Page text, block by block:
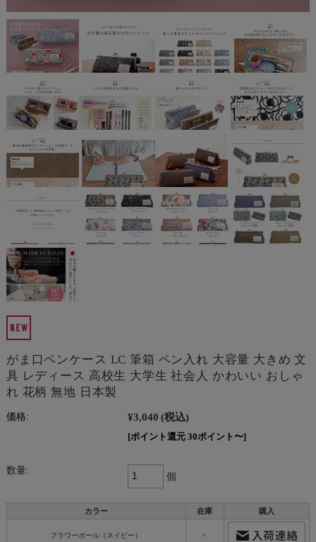
がま口ペンケース LC 筆箱 ペン入れ 大容量 大きめ 文
具 レディース 高校生 大学生 社会人 かわいい おしゃ
れ 花柄 無地 日本製
価格: ¥3,040 (税込)
[ポイント還元 30ポイント〜]
数量:
個
カラー 在庫 購入
フラワーボール（ネイビー） ×